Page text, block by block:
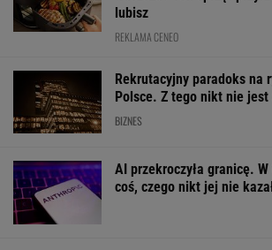
lubisz
REKLAMA CENEO
Rekrutacyjny paradoks na
Polsce. Z tego nikt nie jest
BIZNES
AI przekroczyła granicę.
coś, czego nikt jej nie